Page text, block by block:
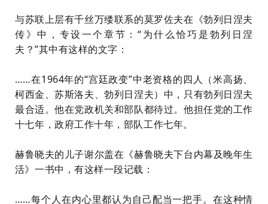
与苏联上层有千丝万缕联系的莫罗佐夫在《勃列日涅夫
传》中，专设一个章节：“为什么恰巧是勃列日涅
夫 ？”其中有这样的文字：
……在1964年的“宫廷政变”中老资格的四人 （米高扬、
柯西金、苏斯洛夫、勃列日涅夫） 中，只有勃列日涅夫
最合适。他在党政机关和部队都待过。他担任党的工作
十七年，政府工作十年，部队工作七年。
赫鲁晓夫的儿子谢尔盖在《赫鲁晓夫下台内幕及晚年生
活》一书中，有这样一段记载：
……每个人在内心里都认为自己配当一把手。在这种情